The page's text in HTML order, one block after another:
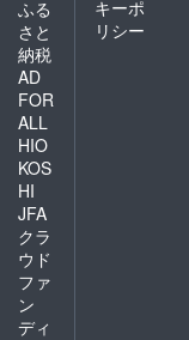
ふる
さと
納税
AD
FOR
ALL
HIO
KOS
HI
JFA
クラ
ウド
ファ
ン
ディ
キーポ
リシー